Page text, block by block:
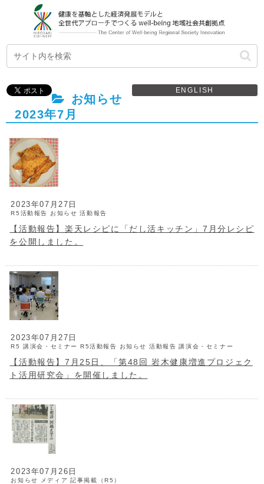
ENGLISH
お知らせ
2023年7月
2023年07月27日
R5活動報告 お知らせ 活動報告
【活動報告】楽天レシピに「だし活キッチン」7月分レシピ
を公開しました。
2023年07月27日
R5 講演会・セミナー R5活動報告 お知らせ 活動報告 講演会・セミナー
【活動報告】7月25日、「第48回 岩木健康増進プロジェク
ト活用研究会」を開催しました。
2023年07月26日
お知らせ メディア 記事掲載（R5）